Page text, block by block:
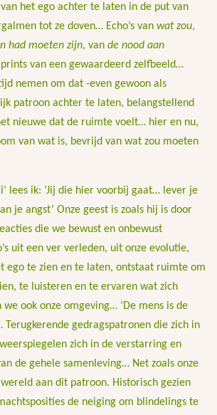
van het ego achter te laten in de put van
tot ze doven… Echo’s van wat zou,
had moeten zijn, van de nood aan
prints van een gewaardeerd zelfbeeld…
nemen om dat -even gewoon als
patroon achter te laten, belangstellend
nieuwe dat de ruimte voelt… hier en nu,
van wat is, bevrijd van wat zou moeten
lees ik: ‘Jij die hier voorbij gaat… lever je
je angst’ Onze geest is zoals hij is door
die we bewust en onbewust
uit een ver verleden, uit onze evolutie,
ego te zien en te laten, ontstaat ruimte om
te luisteren en te ervaren wat zich
ook onze omgeving… ‘De mens is de
gedragspatronen die zich in
zich in de verstarring en
de gehele samenleving… Net zoals onze
aan dit patroon. Historisch gezien
de neiging om blindelings te